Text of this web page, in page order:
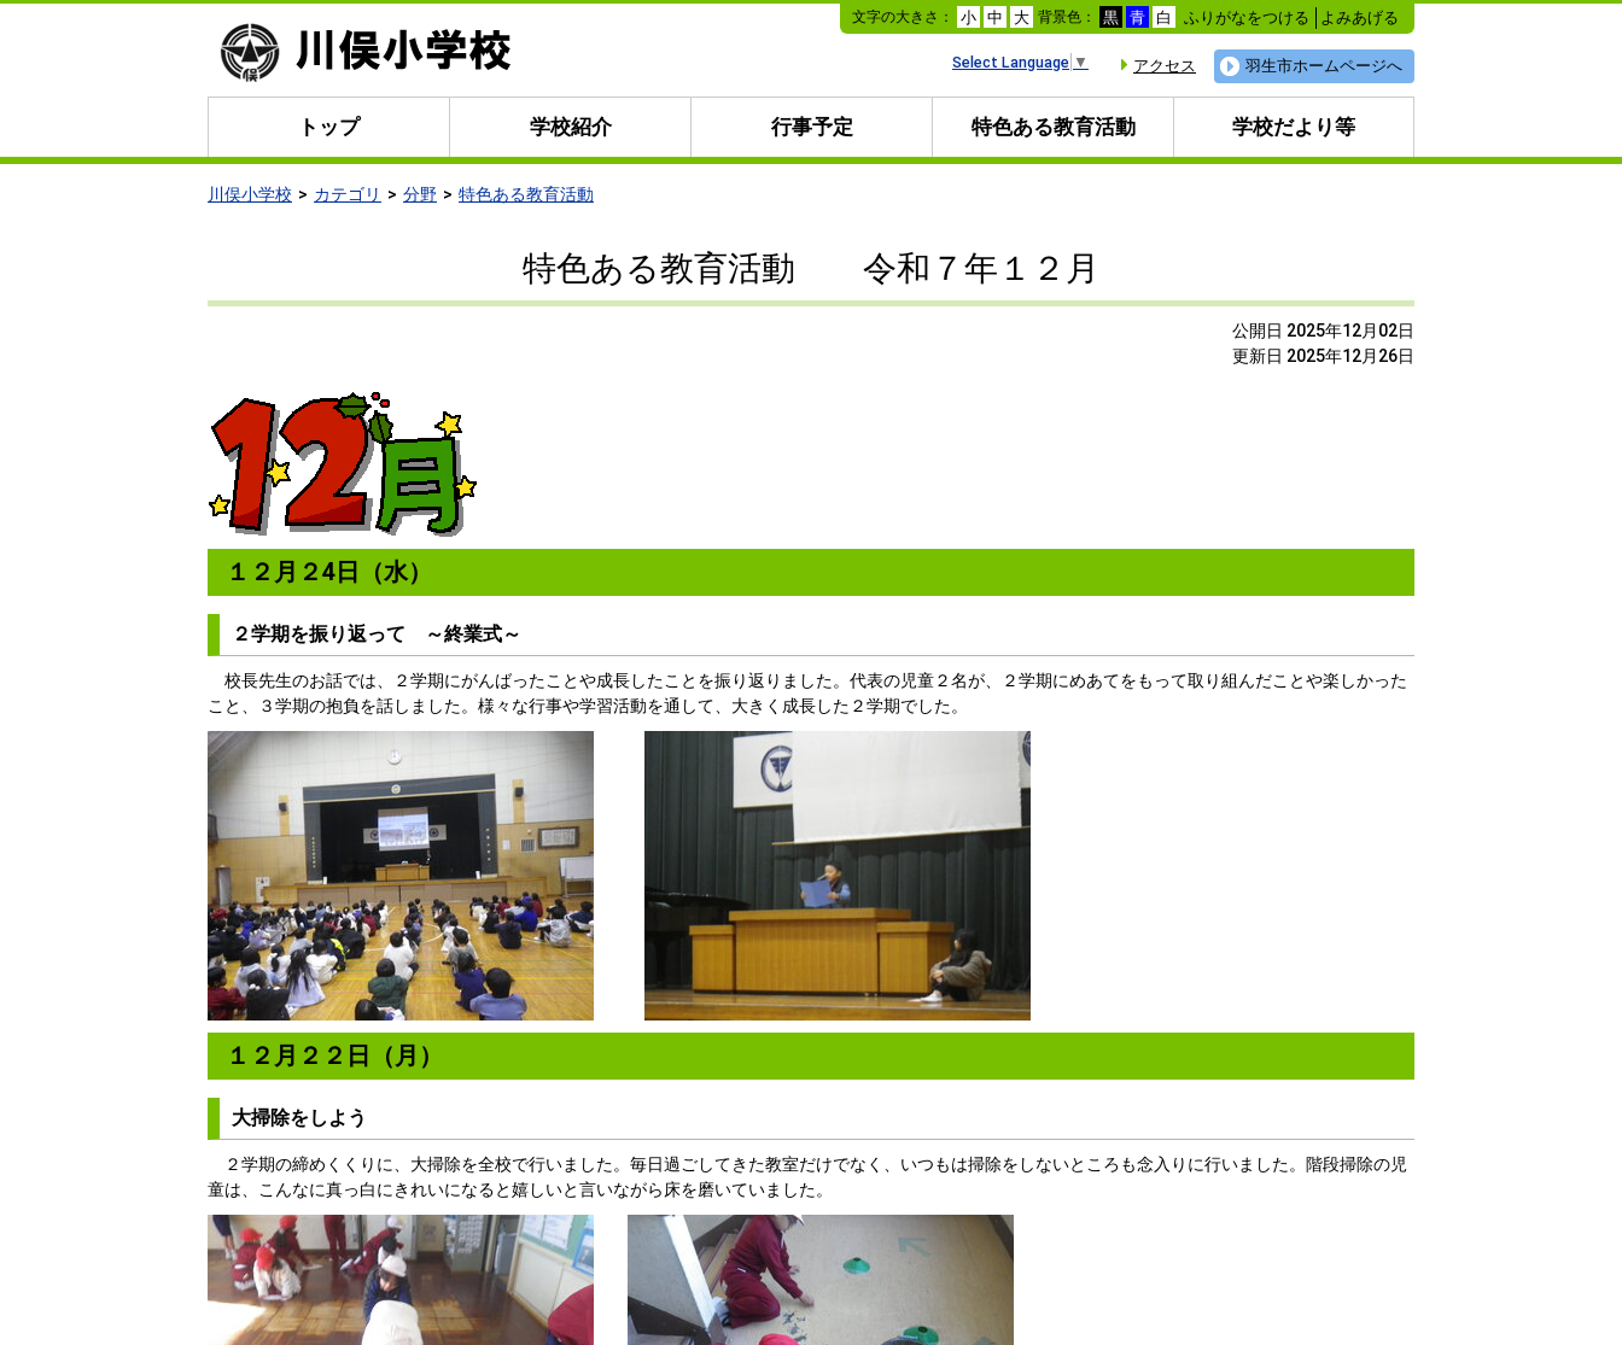
本
文
文字の大きさ： 小 中 大 背景色： 黒 青 白 ふりがなをつける よみあげる
羽生市ホームページへ
アクセス
Select Language ▼
トップ 学校紹介 行事予定 特色ある教育活動 学校だより等
川俣小学校 カテゴリ 分野 特色ある教育活動
特色ある教育活動 令和７年１２月
公開日 2025年12月02日
更新日 2025年12月26日
１２月２4日（水）
２学期を振り返って ～終業式～
校長先生のお話では、２学期にがんばったことや成長したことを振り返りました。代表の児童２名が、２学期にめあてをもって取り組んだことや楽しかった
こと、３学期の抱負を話しました。様々な行事や学習活動を通して、大きく成長した２学期でした。
１２月２２日（月）
大掃除をしよう
２学期の締めくくりに、大掃除を全校で行いました。毎日過ごしてきた教室だけでなく、いつもは掃除をしないところも念入りに行いました。階段掃除の児
童は、こんなに真っ白にきれいになると嬉しいと言いながら床を磨いていました。